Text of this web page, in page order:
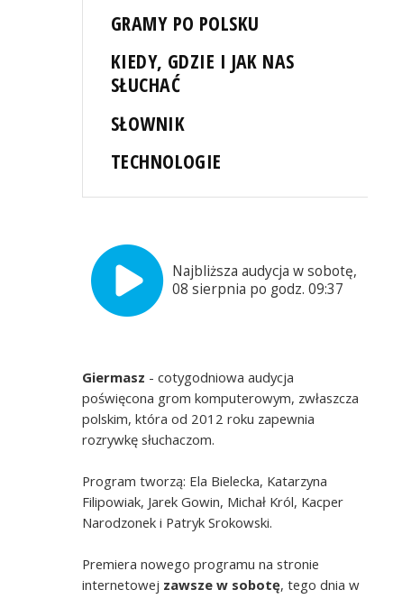
GRAMY PO POLSKU
KIEDY, GDZIE I JAK NAS
SŁUCHAĆ
SŁOWNIK
TECHNOLOGIE
Najbliższa audycja w sobotę,
08 sierpnia po godz. 09:37
Giermasz - cotygodniowa audycja
poświęcona grom komputerowym, zwłaszcza
polskim, która od 2012 roku zapewnia
rozrywkę słuchaczom.
Program tworzą: Ela Bielecka, Katarzyna
Filipowiak, Jarek Gowin, Michał Król, Kacper
Narodzonek i Patryk Srokowski.
Premiera nowego programu na stronie
internetowej zawsze w sobotę, tego dnia w